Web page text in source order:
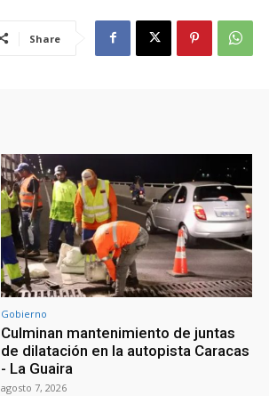
Share
Gobierno
Culminan mantenimiento de juntas
de dilatación en la autopista Caracas
- La Guaira
agosto 7, 2026